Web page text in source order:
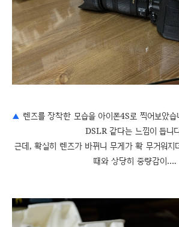
▲ 렌즈를 장착한 모습을 아이폰4S로 찍어보았
DSLR 같다는 느낌이 듭니
근데, 확실히 렌즈가 바뀌니 무게가 확 무거워지
때와 상당히 중량감이….